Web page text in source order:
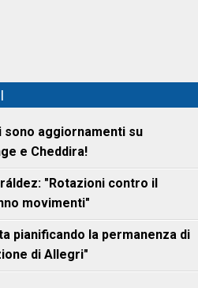
sono aggiornamenti su
e Cheddira!
"Rotazioni contro il
movimenti"
pianificando la permanenza di
di Allegri"